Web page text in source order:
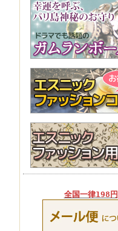
全国一律198円